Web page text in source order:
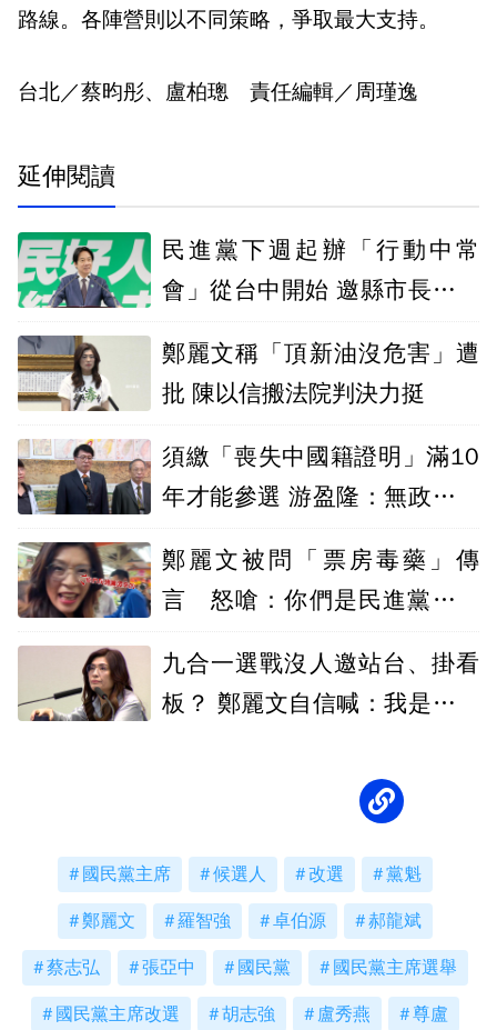
路線。各陣營則以不同策略，爭取最大支持。
台北／蔡昀彤、盧柏璁 責任編輯／周瑾逸
延伸閱讀
民進黨下週起辦「行動中常
會」從台中開始 邀縣市長候選
鄭麗文稱「頂新油沒危害」遭
批 陳以信搬法院判決力挺
須繳「喪失中國籍證明」滿10
年才能參選 游盈隆：無政治考
鄭麗文被問「票房毒藥」傳
言 怒嗆：你們是民進黨派來
九合一選戰沒人邀站台、掛看
板？ 鄭麗文自信喊：我是很有
國民黨主席 候選人 改選 黨魁
鄭麗文 羅智強 卓伯源 郝龍斌
蔡志弘 張亞中 國民黨 國民黨主席選舉
國民黨主席改選 胡志強 盧秀燕 尊盧